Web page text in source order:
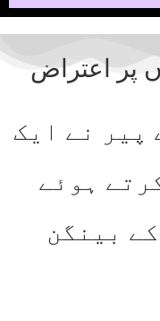
پر اعتراض
پیر نے ایک
ہوئے
بینگن